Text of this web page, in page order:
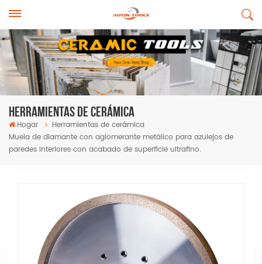
Herramientas De Cerámica
Hogar
Herramientas de cerámica
Muela de diamante con aglomerante metálico para azulejos de
paredes interiores con acabado de superficie ultrafino.